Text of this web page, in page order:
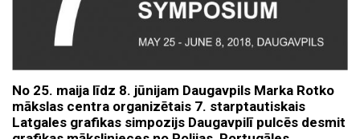
No 25. maija līdz 8. jūnijam Daugavpils Marka Rotko
mākslas centra organizētais 7. starptautiskais
Latgales grafikas simpozijs Daugavpilī pulcēs desmit